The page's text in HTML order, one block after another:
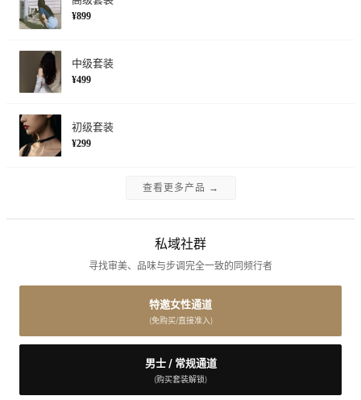
¥899
中级套装
¥499
初级套装
¥299
查看更多产品 →
私域社群
寻找审美、品味与步调完全一致的同频行者
特邀女性通道
(免购买/直接准入)
男士 / 常规通道
(购买套装解锁)